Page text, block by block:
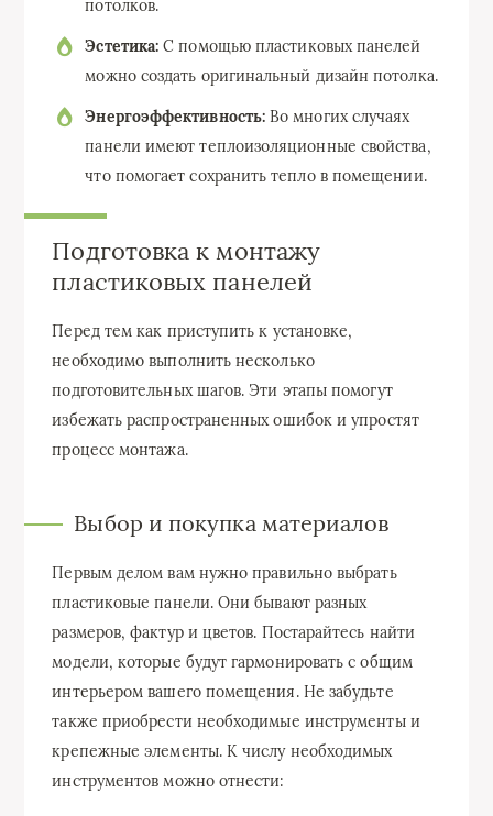
потолков.
Эстетика: С помощью пластиковых панелей
можно создать оригинальный дизайн потолка.
Энергоэффективность: Во многих случаях
панели имеют теплоизоляционные свойства,
что помогает сохранить тепло в помещении.
Подготовка к монтажу
пластиковых панелей
Перед тем как приступить к установке,
необходимо выполнить несколько
подготовительных шагов. Эти этапы помогут
избежать распространенных ошибок и упростят
процесс монтажа.
Выбор и покупка материалов
Первым делом вам нужно правильно выбрать
пластиковые панели. Они бывают разных
размеров, фактур и цветов. Постарайтесь найти
модели, которые будут гармонировать с общим
интерьером вашего помещения. Не забудьте
также приобрести необходимые инструменты и
крепежные элементы. К числу необходимых
инструментов можно отнести: